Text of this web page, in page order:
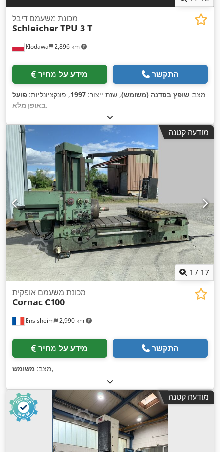
Kłodawa 2,896 km
מכונת משעמם דיבל
SchleicherTPU 3 T
מידע על מחיר התקשר
מצב: שופץ בסדנה (משומש), שנת ייצור: 1997, פונקציונליות: פועל
באופן מלא,
מודעה קטנה
1 / 17
Ensisheim 2,990 km
מכונת משעמם אופקית
Cornac C100
מידע על מחיר התקשר
מצב: משומש ,
מודעה קטנה